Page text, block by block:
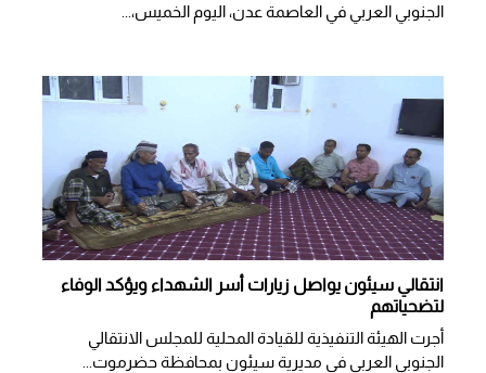
الجنوبي العربي في العاصمة عدن، اليوم الخميس،...
انتقالي سيئون يواصل زيارات أسر الشهداء ويؤكد الوفاء
لتضحياتهم
أجرت الهيئة التنفيذية للقيادة المحلية للمجلس الانتقالي
الجنوبي العربي في مديرية سيئون بمحافظة حضرموت...